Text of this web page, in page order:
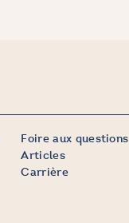
Foire aux questions
Articles
Carrière